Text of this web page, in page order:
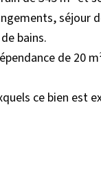
séjour
bains.
de 20
ce bien est